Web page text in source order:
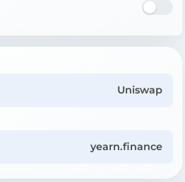
Uniswap
yearn.finance